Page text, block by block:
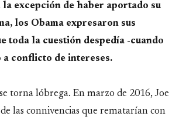
la excepción de haber aportado su
los Obama expresaron sus
toda la cuestión despedía -cuando
conflicto de intereses.
torna lóbrega. En marzo de 2016, Joe
las connivencias que rematarían con